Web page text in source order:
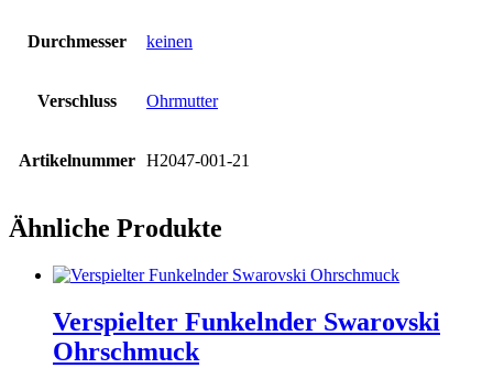
Durchmesser keinen
Verschluss Ohrmutter
Artikelnummer H2047-001-21
Ähnliche Produkte
Verspielter Funkelnder Swarovski
Ohrschmuck